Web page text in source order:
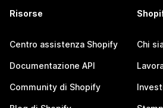
Risorse
Centro assistenza Shopify
Documentazione API
Community di Shopify
Chi